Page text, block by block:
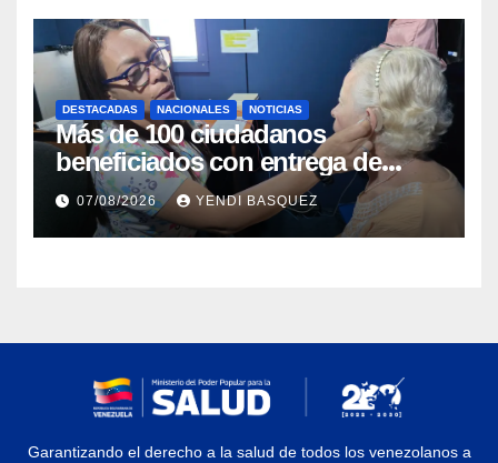
DESTACADAS NACIONALES NOTICIAS
Más de 100 ciudadanos
beneficiados con entrega de
prótesis auditivas en el Centro de
Rehabilitación J.J. Arvelo
07/08/2026 YENDI BASQUEZ
Garantizando el derecho a la salud de todos los venezolanos a